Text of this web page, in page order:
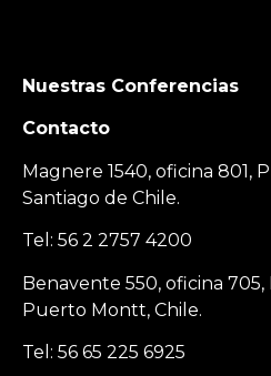
Nuestras Conferencias
Contacto
Magnere 1540, oficina 801,
Santiago de Chile.
Tel: 56 2 2757 4200
Benavente 550, oficina 705,
Puerto Montt, Chile.
Tel: 56 65 225 6925